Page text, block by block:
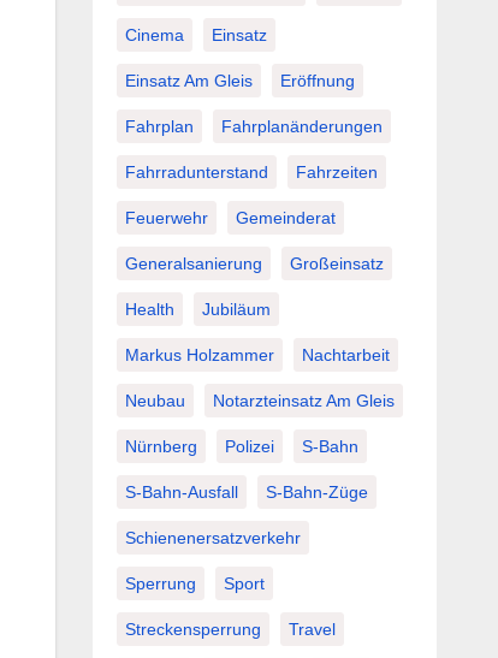
Cinema Einsatz
Einsatz Am Gleis Eröffnung
Fahrplan Fahrplanänderungen
Fahrradunterstand Fahrzeiten
Feuerwehr Gemeinderat
Generalsanierung Großeinsatz
Health Jubiläum
Markus Holzammer Nachtarbeit
Neubau Notarzteinsatz Am Gleis
Nürnberg Polizei S-Bahn
S-Bahn-Ausfall S-Bahn-Züge
Schienenersatzverkehr
Sperrung Sport
Streckensperrung Travel